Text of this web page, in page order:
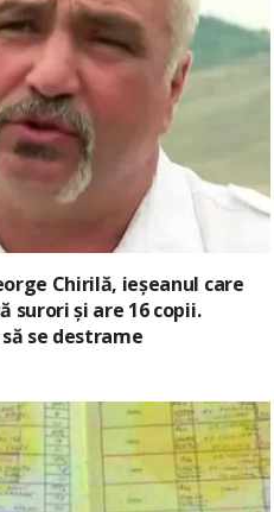
Chirilă, ieșeanul care
surori și are 16 copii.
se destrame